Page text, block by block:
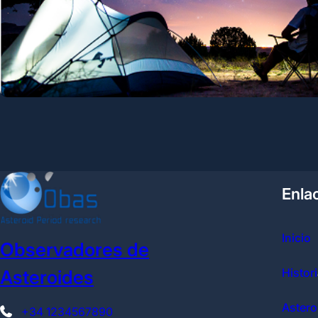
Observadores de
Asteroides
+34 1234567890
Inicio
Histori